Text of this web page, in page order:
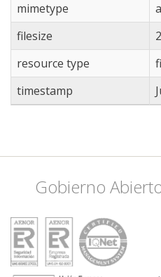
mimetype
filesize
resource type
timestamp
Gobierno